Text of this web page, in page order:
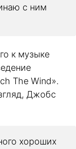
с ним
к музыке
The Wind».
Джобс
хороших